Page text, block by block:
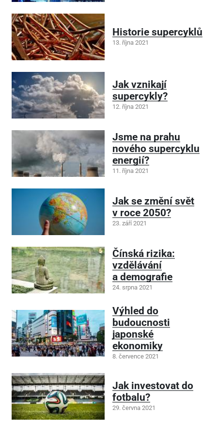
Historie supercyklů
13. října 2021
Jak vznikají
supercykly?
12. října 2021
Jsme na prahu
nového supercyklu
energií?
11. října 2021
Jak se změní svět
v roce 2050?
23. září 2021
Čínská rizika:
vzdělávání
a demografie
24. srpna 2021
Výhled do
budoucnosti
japonské
ekonomiky
8. července 2021
Jak investovat do
fotbalu?
29. června 2021